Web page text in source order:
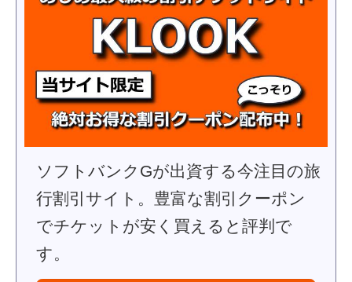
ソフトバンクGが出資する今注目の旅
行割引サイト。豊富な割引クーポン
でチケットが安く買えると評判で
す。